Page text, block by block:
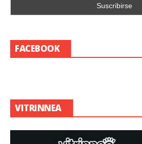
FACEBOOK
VITRINNEA